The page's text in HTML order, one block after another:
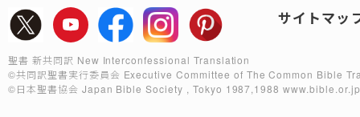
サイトマッ
聖書 新共同訳 New Interconfessional Translation
©共同訳聖書実行委員会 Executive Committee of The Common Bible
©日本聖書協会 Japan Bible Society , Tokyo 1987,1988www.bible.or.jp